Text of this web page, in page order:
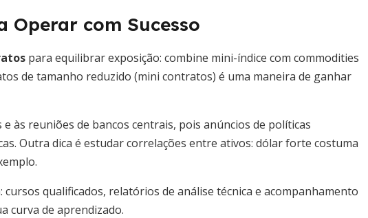
Operar com Sucesso
para equilibrar exposição: combine mini-índice com commodities
de tamanho reduzido (mini contratos) é uma maneira de ganhar
às reuniões de bancos centrais, pois anúncios de políticas
Outra dica é estudar correlações entre ativos: dólar forte costuma
qualificados, relatórios de análise técnica e acompanhamento
curva de aprendizado.